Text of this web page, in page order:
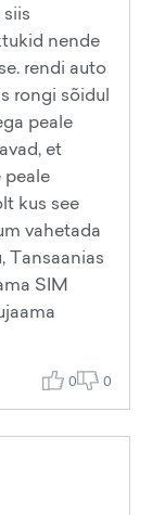
nende
rendi auto
rongi sõidul
peale
et
peale
kus see
vahetada
Tansaanias
SIM
0 0